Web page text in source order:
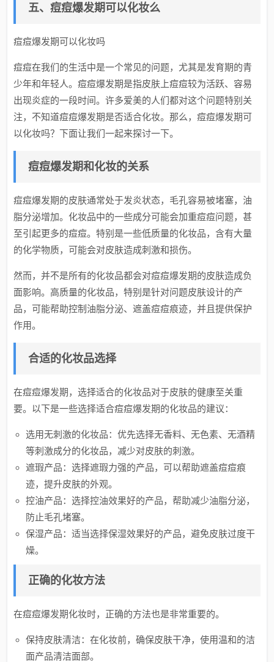
五、痘痘爆发期可以化妆么
痘痘爆发期可以化妆吗
痘痘在我们的生活中是一个常见的问题，尤其是发育期的青
少年和年轻人。痘痘爆发期是指皮肤上痘痘较为活跃、容易
出现炎症的一段时间。许多爱美的人们都对这个问题特别关
注，不知道痘痘爆发期是否适合化妆。那么，痘痘爆发期可
以化妆吗？下面让我们一起来探讨一下。
痘痘爆发期和化妆的关系
痘痘爆发期的皮肤通常处于发炎状态，毛孔容易被堵塞，油
脂分泌增加。化妆品中的一些成分可能会加重痘痘问题，甚
至引起更多的痘痘。特别是一些低质量的化妆品，含有大量
的化学物质，可能会对皮肤造成刺激和损伤。
然而，并不是所有的化妆品都会对痘痘爆发期的皮肤造成负
面影响。高质量的化妆品，特别是针对问题皮肤设计的产
品，可能帮助控制油脂分泌、遮盖痘痘痕迹，并且提供保护
作用。
合适的化妆品选择
在痘痘爆发期，选择适合的化妆品对于皮肤的健康至关重
要。以下是一些选择适合痘痘爆发期的化妆品的建议：
选用无刺激的化妆品：优先选择无香料、无色素、无酒精
等刺激成分的化妆品，减少对皮肤的刺激。
遮瑕产品：选择遮瑕力强的产品，可以帮助遮盖痘痘痕
迹，提升皮肤的外观。
控油产品：选择控油效果好的产品，帮助减少油脂分泌，
防止毛孔堵塞。
保湿产品：适当选择保湿效果好的产品，避免皮肤过度干
燥。
正确的化妆方法
在痘痘爆发期化妆时，正确的方法也是非常重要的。
保持皮肤清洁：在化妆前，确保皮肤干净，使用温和的洁
面产品清洁面部。